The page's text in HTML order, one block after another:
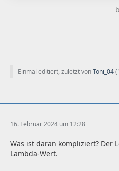
Einmal editiert, zuletzt vonToni_04(
16. Februar 2024 um 12:28
Was ist daran kompliziert? Der
Lambda-Wert.